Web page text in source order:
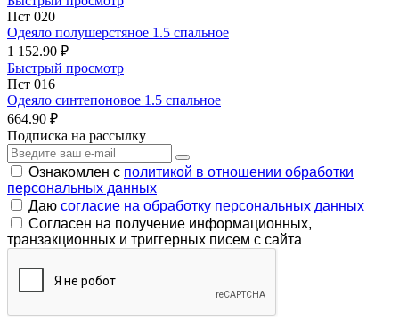
Пст 020
Одеяло полушерстяное 1.5 спальное
1 152.90 ₽
Быстрый просмотр
Пст 016
Одеяло синтепоновое 1.5 спальное
664.90 ₽
Подписка на рассылку
Ознакомлен с политикой в отношении обработки
персональных данных
Даю согласие на обработку персональных данных
Согласен на получение информационных,
транзакционных и триггерных писем с сайта